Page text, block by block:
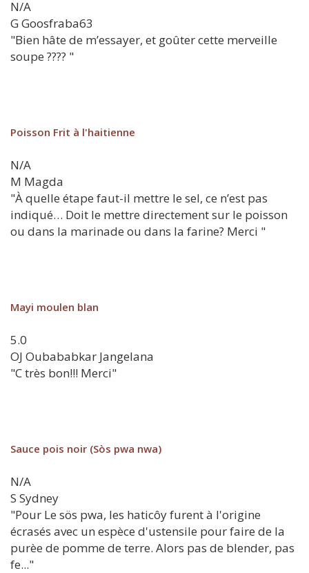
N/A
G Goosfraba63
"Bien hâte de m’essayer, et goûter cette merveille
soupe ???? "
Poisson Frit à l'haitienne
N/A
M Magda
"À quelle étape faut-il mettre le sel, ce n’est pas
indiqué… Doit le mettre directement sur le poisson
ou dans la marinade ou dans la farine? Merci "
Mayi moulen blan
5.0
OJ Oubababkar Jangelana
"C très bon!!! Merci"
Sauce pois noir (Sòs pwa nwa)
N/A
S Sydney
"Pour Le sös pwa, les haticôy furent à l'origine
écrasés avec un espèce d'ustensile pour faire de la
purèe de pomme de terre. Alors pas de blender, pas
fe..."